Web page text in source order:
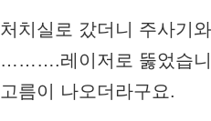
처치실로 갔더니 주사기
……….레이저로 뚫었습니
고름이 나오더라구요.